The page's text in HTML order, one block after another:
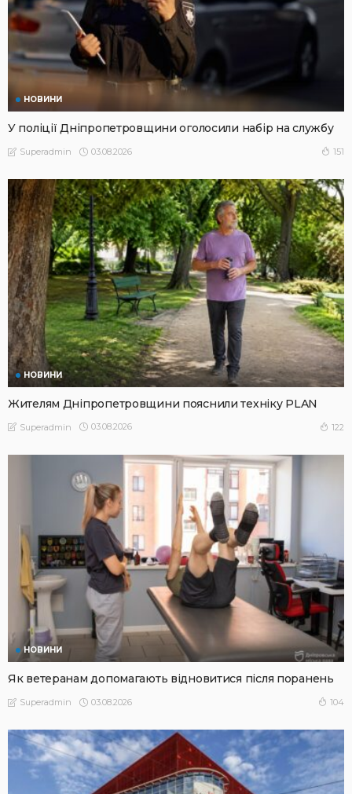
НОВИНИ
У поліції Дніпропетровщини оголосили набір на службу
Superadmin 03.08.2026 151
НОВИНИ
Жителям Дніпропетровщини пояснили техніку PLAN
Superadmin 03.08.2026 122
НОВИНИ
Як ветеранам допомагають відновитися після поранень
Superadmin 03.08.2026 104